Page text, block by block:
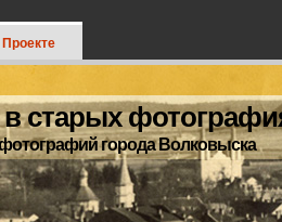
старых
города Волковыска